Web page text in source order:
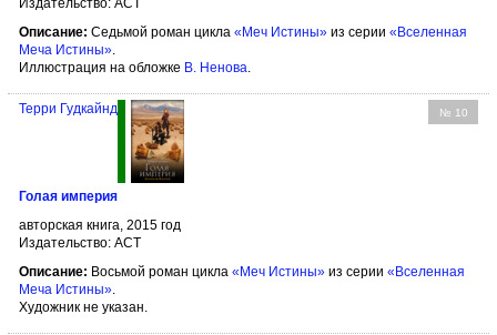
Издательство: АСТ
Описание: Седьмой роман цикла «Меч Истины» из серии «Вселенная
Меча Истины».
Иллюстрация на обложке В. Ненова.
№ 10
Терри Гудкайнд
Голая империя
авторская книга, 2015 год
Издательство: АСТ
Описание: Восьмой роман цикла «Меч Истины» из серии «Вселенная
Меча Истины».
Художник не указан.